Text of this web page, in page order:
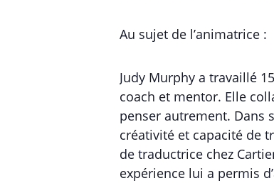
Au sujet de l’animatrice :
Judy Murphy a travaillé
coach et mentor. Elle
penser autrement. Dans
créativité et capacité de
de traductrice chez
expérience lui a permis